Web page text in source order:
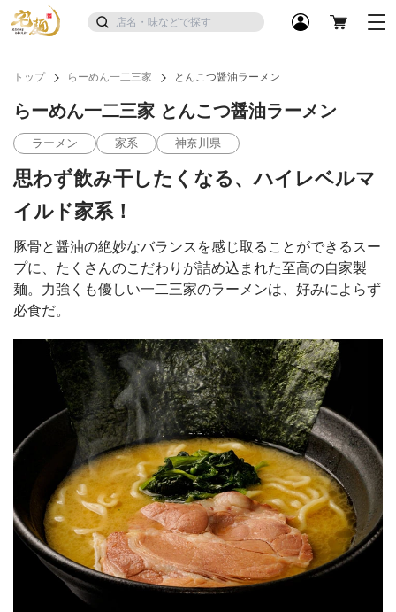
トップ らーめん一二三家 とんこつ醤油ラーメン
らーめん一二三家 とんこつ醤油ラーメン
ラーメン 家系 神奈川県
思わず飲み干したくなる、ハイレベルマ
イルド家系！
豚骨と醤油の絶妙なバランスを感じ取ることができるスー
プに、たくさんのこだわりが詰め込まれた至高の自家製
麺。力強くも優しい一二三家のラーメンは、好みによらず
必食だ。